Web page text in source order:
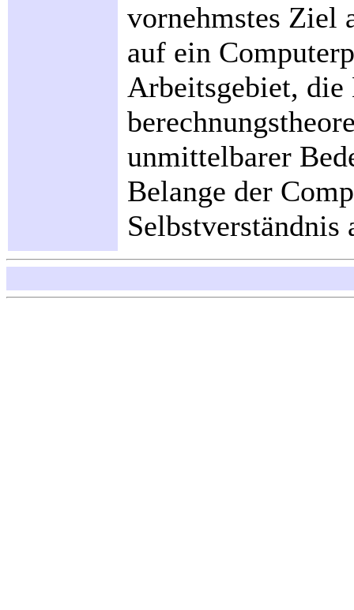
vornehmstes Ziel
auf ein
Arbeitsgebiet, die
unmittelbarer
Belange der
Selbstverständnis